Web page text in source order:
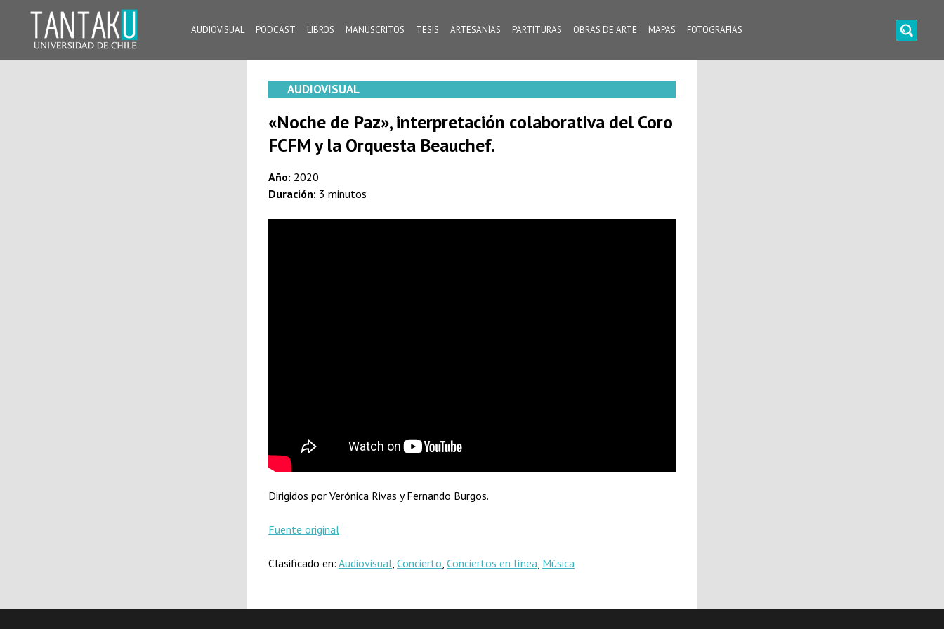
content
AUDIOVISUAL PODCAST LIBROS MANUSCRITOS TESIS ARTESANÍAS PARTITURAS OBRAS DE ARTE MAPAS FOTOGRAFÍAS
AUDIOVISUAL
«Noche de Paz», interpretación colaborativa del Coro
FCFM y la Orquesta Beauchef.
Año: 2020
Duración: 3 minutos
Dirigidos por Verónica Rivas y Fernando Burgos.
Fuente original
Clasificado en: Audiovisual, Concierto, Conciertos en línea, Música